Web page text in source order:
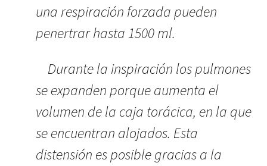
una respiración forzada pueden
penertrar hasta 1500 ml.
Durante la inspiración los pulmones
se expanden porque aumenta el
volumen de la caja torácica, en la que
se encuentran alojados. Esta
distensión es posible gracias a la